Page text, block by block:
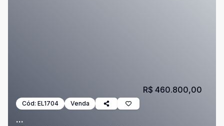
Cód: EL1704 Venda
...
R$ 460.800,00